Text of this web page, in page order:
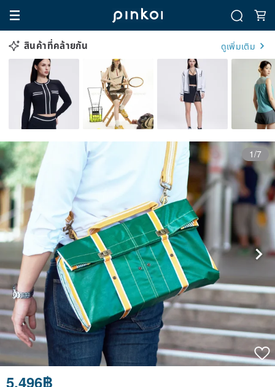
สินค้าที่คล้ายกัน ดูเพิ่มเติม
1/7
5,496฿